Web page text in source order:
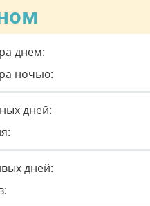
днем:
ночью:
дней:
дней: